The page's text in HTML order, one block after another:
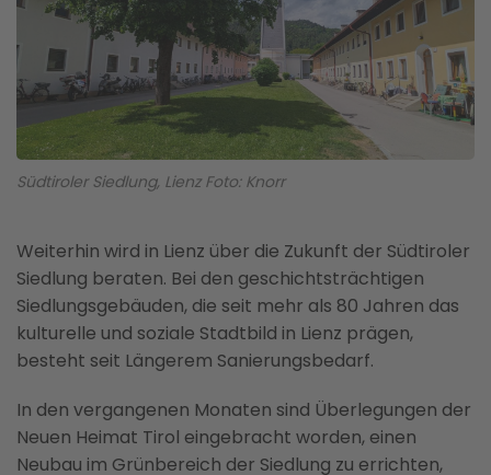
Südtiroler Siedlung, Lienz Foto: Knorr
Weiterhin wird in Lienz über die Zukunft der Südtiroler
Siedlung beraten. Bei den geschichtsträchtigen
Siedlungsgebäuden, die seit mehr als 80 Jahren das
kulturelle und soziale Stadtbild in Lienz prägen,
besteht seit Längerem Sanierungsbedarf.
In den vergangenen Monaten sind Überlegungen der
Neuen Heimat Tirol eingebracht worden, einen
Neubau im Grünbereich der Siedlung zu errichten,